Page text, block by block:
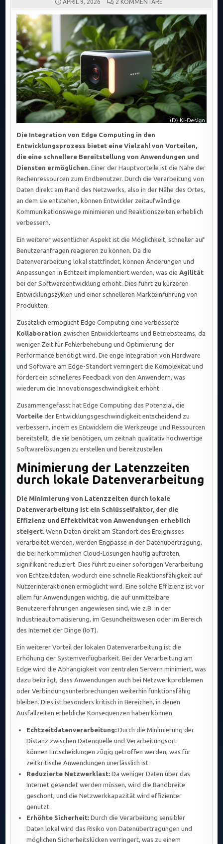
APRIL 9, 2026 2 KOMMENTARE
COMPUTING
REVOLUTIONIERT
SCHNELLERE
BEREITSTELLUNG,
GERINGERE
LATENZ
UND
VERBESSERTE
Die Integration von Edge Computing in den
Entwicklungsprozess bietet eine Vielzahl von Vorteilen,
die eine schnellere Bereitstellung von Anwendungen und
Diensten ermöglichen. Einer der Hauptvorteile ist die Nähe der
Rechenressourcen zum Endbenutzer. Durch die Verarbeitung von
Daten direkt am Rand des Netzwerks, also in der Nähe des Ortes,
an dem sie entstehen, können Entwickler zeitaufwändige
Kommunikationswege minimieren und Reaktionszeiten erheblich
verbessern.
Ein weiterer wesentlicher Aspekt ist die Möglichkeit, schneller auf
Benutzeranfragen reagieren zu können. Da die
Datenverarbeitung lokal stattfindet, können Änderungen und
Anpassungen in Echtzeit implementiert werden, was dieAgilität
bei der Softwareentwicklung erhöht. Dies führt zu kürzeren
Entwicklungszyklen und einer schnelleren Markteinführung von
Produkten.
Zusätzlich ermöglicht Edge Computing eine verbesserte
Kollaboration zwischen Entwicklerteams und Betriebsteams, da
weniger Zeit für Fehlerbehebung und Optimierung der
Performance benötigt wird. Die enge Integration von Hardware
und Software am Edge-Standort verringert die Komplexität und
fördert ein schnelleres Feedback von den Anwendern, was
wiederum die Innovationsgeschwindigkeit erhöht.
Zusammengefasst hat Edge Computing das Potenzial, die
Vorteile der Entwicklungsgeschwindigkeit entscheidend zu
verbessern, indem es Entwicklern die Werkzeuge und Ressourcen
bereitstellt, die sie benötigen, um zeitnah qualitativ hochwertige
Softwarelösungen zu erstellen und bereitzustellen.
Minimierung der Latenzzeiten
durch lokale Datenverarbeitung
Die Minimierung von Latenzzeiten durch lokale
Datenverarbeitung ist ein Schlüsselfaktor, der die
Effizienz und Effektivität von Anwendungen erheblich
steigert. Wenn Daten direkt am Standort des Ereignisses
verarbeitet werden, werden Engpässe in der Datenübertragung,
die bei herkömmlichen Cloud-Lösungen häufig auftreten,
signifikant reduziert. Dies führt zu einer sofortigen Verarbeitung
von Echtzeitdaten, wodurch eine schnelle Reaktionsfähigkeit auf
Nutzerinteraktionen ermöglicht wird. Eine solche Effizienz ist vor
allem für Anwendungen wichtig, die auf unmittelbare
Benutzererfahrungen angewiesen sind, wie z.B. in der
Industrieautomatisierung, im Gesundheitswesen oder im Bereich
des Internet der Dinge (IoT).
Ein weiterer Vorteil der lokalen Datenverarbeitung ist die
Erhöhung der Systemverfügbarkeit. Bei der Verarbeitung am
Edge wird die Abhängigkeit von zentralen Servern minimiert, was
dazu beiträgt, dass Anwendungen auch bei Netzwerkproblemen
oder Verbindungsunterbrechungen weiterhin funktionsfähig
bleiben. Dies ist besonders kritisch in Bereichen, in denen
Ausfallzeiten erhebliche Konsequenzen haben können.
Echtzeitdatenverarbeitung: Durch die Minimierung der
Distanz zwischen Datenquelle und Verarbeitungsort
können Entscheidungen zügig getroffen werden, was für
zeitkritische Anwendungen unerlässlich ist.
Reduzierte Netzwerklast: Da weniger Daten über das
Internet gesendet werden müssen, wird die Bandbreite
geschont, und die Netzwerkkapazität wird effizienter
genutzt.
Erhöhte Sicherheit: Durch die Verarbeitung sensibler
Daten lokal wird das Risiko von Datenübertragungen und
möglichen Sicherheitslücken verringert, was zu einem